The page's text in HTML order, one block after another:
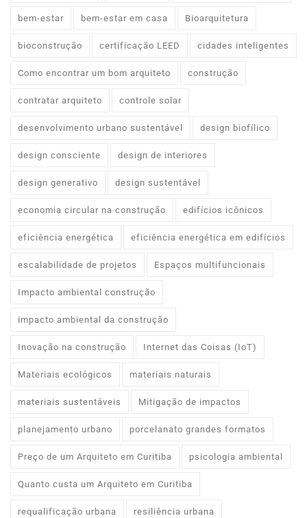
bem-estar bem-estar em casa Bioarquitetura
bioconstrução certificação LEED cidades inteligentes
Como encontrar um bom arquiteto construção
contratar arquiteto controle solar
desenvolvimento urbano sustentável design biofílico
design consciente design de interiores
design generativo design sustentável
economia circular na construção edifícios icônicos
eficiência energética eficiência energética em edifícios
escalabilidade de projetos Espaços multifuncionais
Impacto ambiental construção
impacto ambiental da construção
Inovação na construção Internet das Coisas (IoT)
Materiais ecológicos materiais naturais
materiais sustentáveis Mitigação de impactos
planejamento urbano porcelanato grandes formatos
Preço de um Arquiteto em Curitiba psicologia ambiental
Quanto custa um Arquiteto em Curitiba
requalificação urbana resiliência urbana